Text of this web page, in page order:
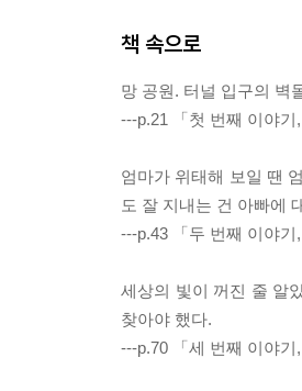
책 속으로
망 공원. 터널 입구의 벽
---p.21 「첫 번째 이야
엄마가 위태해 보일 땐
도 잘 지내는 건 아빠에
---p.43 「두 번째 이야
세상의 빛이 꺼진 줄 알
찾아야 했다.
---p.70 「세 번째 이야